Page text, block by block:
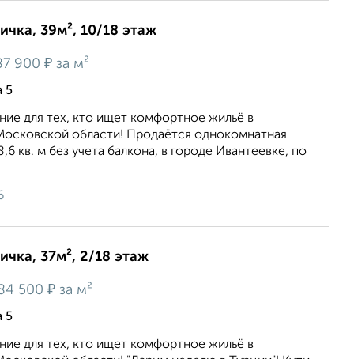
39м², 10/18 этаж
900 ₽ за м²
5
для тех, кто ищет комфортное жильё в
области! Продаётся однокомнатная
кв. м без учета балкона, в городе Ивантеевке, по
37м², 2/18 этаж
500 ₽ за м²
5
для тех, кто ищет комфортное жильё в